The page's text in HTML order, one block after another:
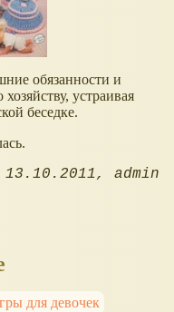
обязанности и
устраивая
беседке.
13.10.2011 admin
для девочек